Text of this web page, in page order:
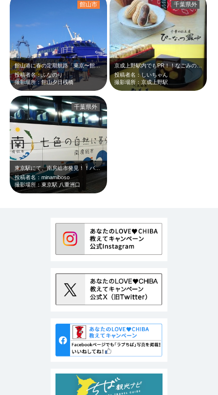
館山港に春の定期航路「東京〜館山〜伊豆大島」を結ぶ、高速ジェット船来航！！ …
投稿者名：ふなのり
撮影場所：館山夕日桟橋
館山市
京成上野駅内でもPR！！なごみの米屋～＼(^o^)／
投稿者名：しいちゃん
撮影場所：京成上野駅
千葉県外
東京駅にて、南房総市発見！！バスは、高速バス日東交通。
投稿者名：minamiboso
撮影場所：東京駅 八重洲口
千葉県外